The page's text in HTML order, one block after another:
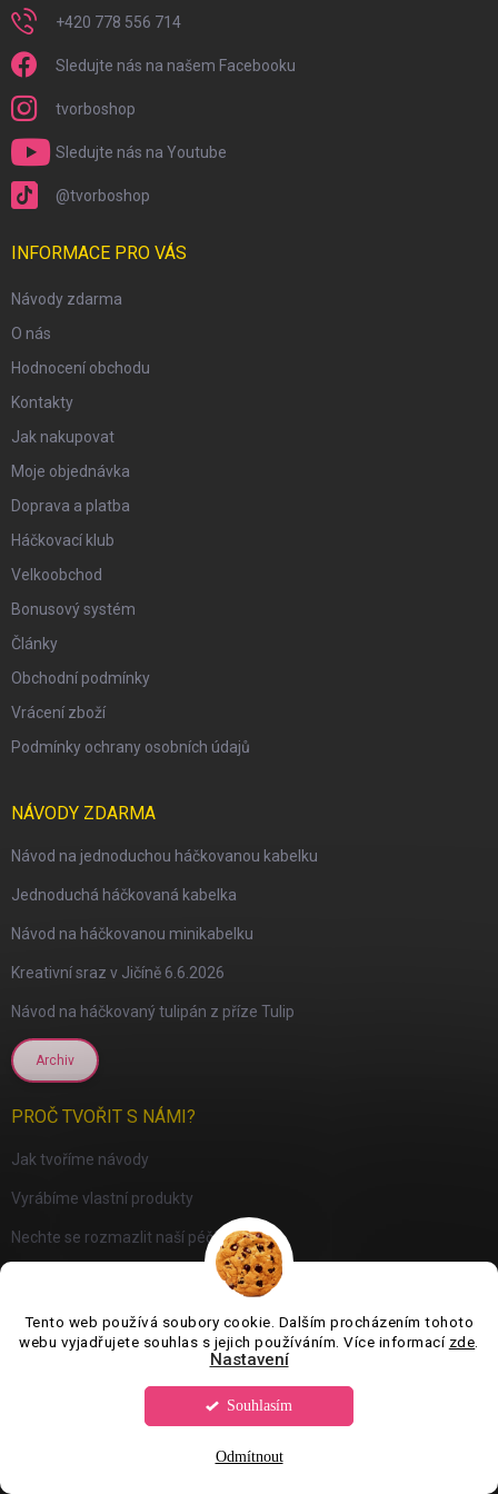
Tento web používá soubory cookie. Dalším procházením tohoto
webu vyjadřujete souhlas s jejich používáním. Více informací zde
Nastavení
Odmítnout
Souhlasím
+420 778 556 714
Sledujte nás na našem Facebooku
tvorboshop
Sledujte nás na Youtube
@tvorboshop
INFORMACE PRO VÁS
Návody zdarma
O nás
Hodnocení obchodu
Kontakty
Jak nakupovat
Moje objednávka
Doprava a platba
Háčkovací klub
Velkoobchod
Bonusový systém
Články
Obchodní podmínky
Vrácení zboží
Podmínky ochrany osobních údajů
NÁVODY ZDARMA
Návod na jednoduchou háčkovanou kabelku
Jednoduchá háčkovaná kabelka
Návod na háčkovanou minikabelku
Kreativní sraz v Jičíně 6.6.2026
Návod na háčkovaný tulipán z příze Tulip
Archiv
PROČ TVOŘIT S NÁMI?
Jak tvoříme návody
Vyrábíme vlastní produkty
Nechte se rozmazlit naší péčí
Archiv